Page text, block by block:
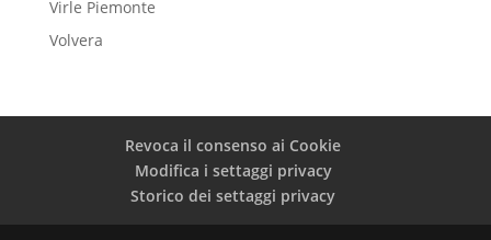
Virle Piemonte
Volvera
Revoca il consenso ai Cookie
Modifica i settaggi privacy
Storico dei settaggi privacy